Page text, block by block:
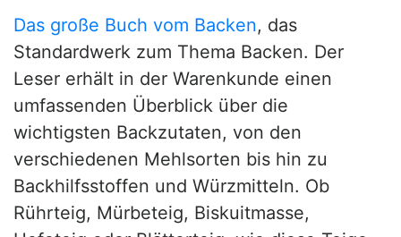
Das große Buch vom Backen, das
Standardwerk zum Thema Backen. Der
Leser erhält in der Warenkunde einen
umfassenden Überblick über die
wichtigsten Backzutaten, von den
verschiedenen Mehlsorten bis hin zu
Backhilfsstoffen und Würzmitteln. Ob
Rührteig, Mürbeteig, Biskuitmasse,